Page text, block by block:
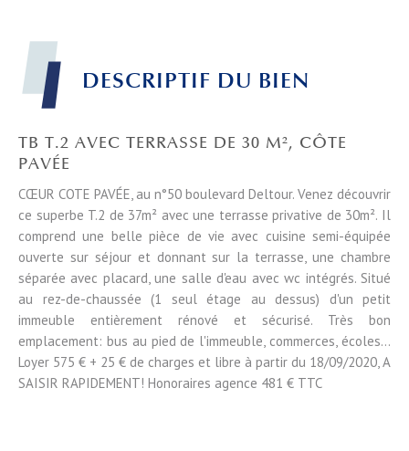
DESCRIPTIF DU BIEN
TB T.2 AVEC TERRASSE DE 30 M², CÔTE
PAVÉE
CŒUR COTE PAVÉE, au n°50 boulevard Deltour. Venez découvrir
ce superbe T.2 de 37m² avec une terrasse privative de 30m². Il
comprend une belle pièce de vie avec cuisine semi-équipée
ouverte sur séjour et donnant sur la terrasse, une chambre
séparée avec placard, une salle d'eau avec wc intégrés. Situé
au rez-de-chaussée (1 seul étage au dessus) d'un petit
immeuble entièrement rénové et sécurisé. Très bon
emplacement: bus au pied de l'immeuble, commerces, écoles...
Loyer 575 € + 25 € de charges et libre à partir du 18/09/2020, A
SAISIR RAPIDEMENT! Honoraires agence 481 € TTC